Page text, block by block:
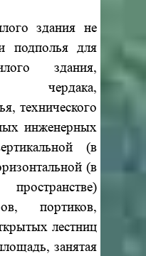
здания не
подполья для
здания,
чердака,
технического
инженерных
(в
(в
портиков,
лестниц
занятая